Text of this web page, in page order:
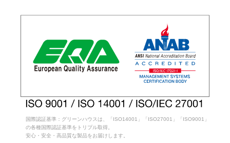
国際認証基準：グリーンハウスは、「ISO14001」「ISO27001」「ISO9001」
の各種国際認証基準をトリプル取得。
安心・安全・高品質な製品をお届けします。